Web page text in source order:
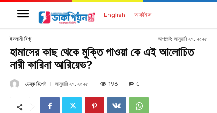
English আর্কাইভ
ইসলামী বিশ্ব আপডেট: জানুয়ারি ২৭, ২০২৫
হামাসের কাছ থেকে মুক্তি পাওয়া কে এই আলোচিত
নারী কারিনা আরিয়েভ?
ডেস্ক রিপোর্ট জানুয়ারি ২৭, ২০২৫ 196 0